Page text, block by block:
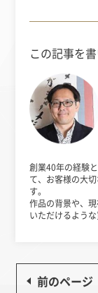
この記事を
創業40年の経験
て、 お客様の大
す。
作品の背景や、
いただけるよう
前のページ